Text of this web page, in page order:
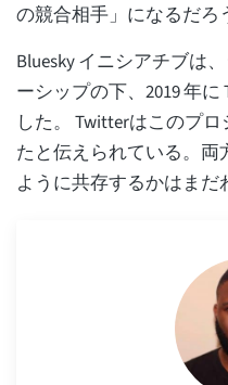
の競合相手」になるだろ
Bluesky イニシアチブは
ーシップの下、2019 年
した。 Twitterはこのプ
たと伝えられている。
ように共存するかはまだ